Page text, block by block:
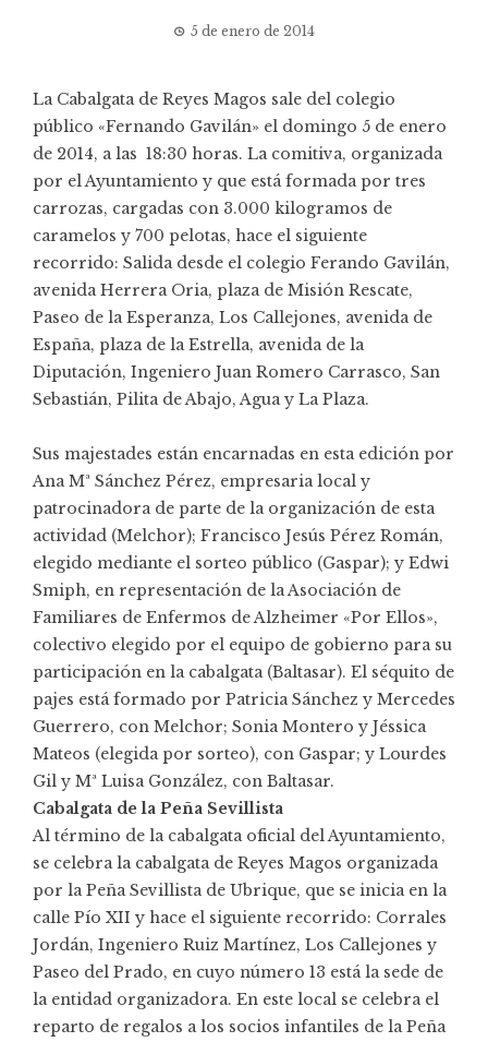
5 de enero de 2014
La Cabalgata de Reyes Magos sale del colegio
público «Fernando Gavilán» el domingo 5 de enero
de 2014, a las 18:30 horas. La comitiva, organizada
por el Ayuntamiento y que está formada por tres
carrozas, cargadas con 3.000 kilogramos de
caramelos y 700 pelotas, hace el siguiente
recorrido: Salida desde el colegio Ferando Gavilán,
avenida Herrera Oria, plaza de Misión Rescate,
Paseo de la Esperanza, Los Callejones, avenida de
España, plaza de la Estrella, avenida de la
Diputación, Ingeniero Juan Romero Carrasco, San
Sebastián, Pilita de Abajo, Agua y La Plaza.
Sus majestades están encarnadas en esta edición por
Ana Mª Sánchez Pérez, empresaria local y
patrocinadora de parte de la organización de esta
actividad (Melchor); Francisco Jesús Pérez Román,
elegido mediante el sorteo público (Gaspar); y Edwi
Smiph, en representación de la Asociación de
Familiares de Enfermos de Alzheimer «Por Ellos»,
colectivo elegido por el equipo de gobierno para su
participación en la cabalgata (Baltasar). El séquito de
pajes está formado por Patricia Sánchez y Mercedes
Guerrero, con Melchor; Sonia Montero y Jéssica
Mateos (elegida por sorteo), con Gaspar; y Lourdes
Gil y Mª Luisa González, con Baltasar.
Cabalgata de la Peña Sevillista
Al término de la cabalgata oficial del Ayuntamiento,
se celebra la cabalgata de Reyes Magos organizada
por la Peña Sevillista de Ubrique, que se inicia en la
calle Pío XII y hace el siguiente recorrido: Corrales
Jordán, Ingeniero Ruiz Martínez, Los Callejones y
Paseo del Prado, en cuyo número 13 está la sede de
la entidad organizadora. En este local se celebra el
reparto de regalos a los socios infantiles de la Peña